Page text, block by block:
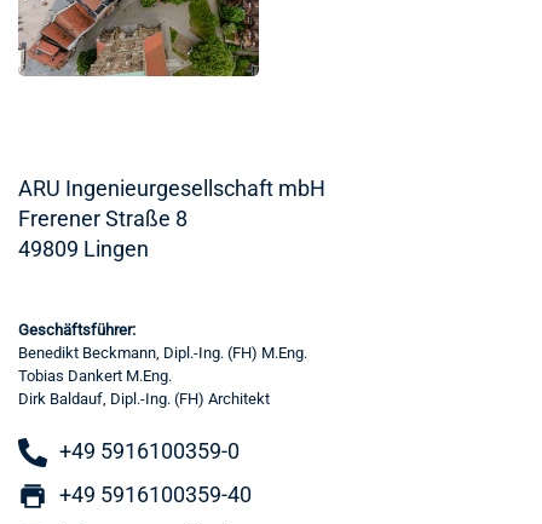
ARU Ingenieurgesellschaft mbH
Frerener Straße 8
49809 Lingen
Geschäftsführer:
Benedikt Beckmann, Dipl.-Ing. (FH) M.Eng.
Tobias Dankert M.Eng.
Dirk Baldauf, Dipl.-Ing. (FH) Architekt
+49 5916100359-0
+49 5916100359-40